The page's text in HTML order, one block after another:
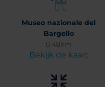
Museo nazionale del
Bargello
0.48km
Bekijk de kaart